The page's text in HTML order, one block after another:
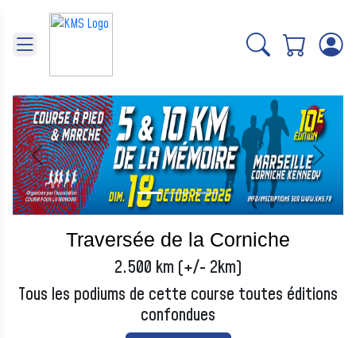
Précédent Suivant
Traversée de la Corniche
2.500 km (+/- 2km)
Tous les podiums de cette course toutes éditions
confondues
Panneau de gestion des cookies